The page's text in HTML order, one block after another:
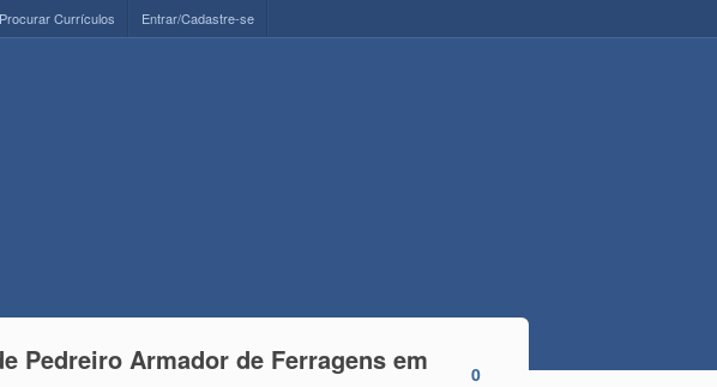
Entrar/Cadastre-se
Procurar Currículos
0
Pedreiro Armador de Ferragens em